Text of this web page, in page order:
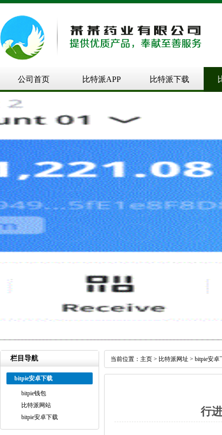
公司首页 比特派APP 比特派下载
栏目导航
bitpie安卓下载
bitpie钱包
比特派网站
bitpie安卓下载
当前位置： 主页 > 比特派网址 > bitpie安卓
行